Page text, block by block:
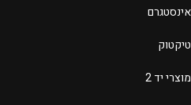
אינסטגרם
טיקטוק
מוצרי יד 2